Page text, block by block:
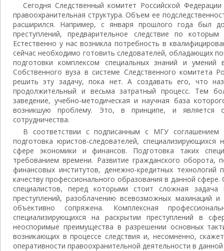
Сегодня Следственный комитет Российской
правоохранительная структура. Объем ее
расширился. Например, с января прошлого года был
преступлений, предварительное следствие по
Естественно у нас возникла потребность в
сейчас необходимо готовить следователей, обладающих
подготовки комплексом специальных знаний и
Собственного вуза в системе Следственного комитета
решить эту задачу, пока нет. А создавать его, что
продолжительный и весьма затратный процесс. Тем
заведение, учебно-методическая и научная база
возникшую проблему. Это, в принципе, и является
сотрудничества.
В соответствии с подписанным с МГУ соглашением
подготовка юристов-следователей, специализирующихся
сфере экономики и финансов. Подготовка таких
требованием времени. Развитие гражданского оборота,
финансовых институтов, денежно-кредитных
качеству профессионального образования в данной
специалистов, перед которыми стоит сложная
преступлений, разоблачению всевозможных махинаций
объективно сопряжена. Комплексная
специализирующихся на раскрытии преступлений в
неоспоримые преимущества в разрешении основных
возникающих в процессе следствия и, несомненно,
оперативности правоохранительной деятельности в